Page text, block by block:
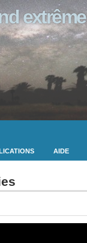
extrême
AIDE